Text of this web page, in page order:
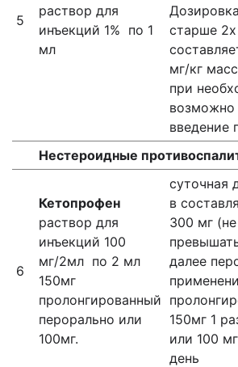
5
раствор для
инъекций 1% по 1
мл
старше 2х
мг/кг
при
возможно
введение
Нестероидные
6
Кетопрофен
раствор для
инъекций 100
мг/2мл по 2 мл
150мг
пролонгированный
перорально или
100мг.
суточная
в
300 мг
далее
150мг 1
или 100
день